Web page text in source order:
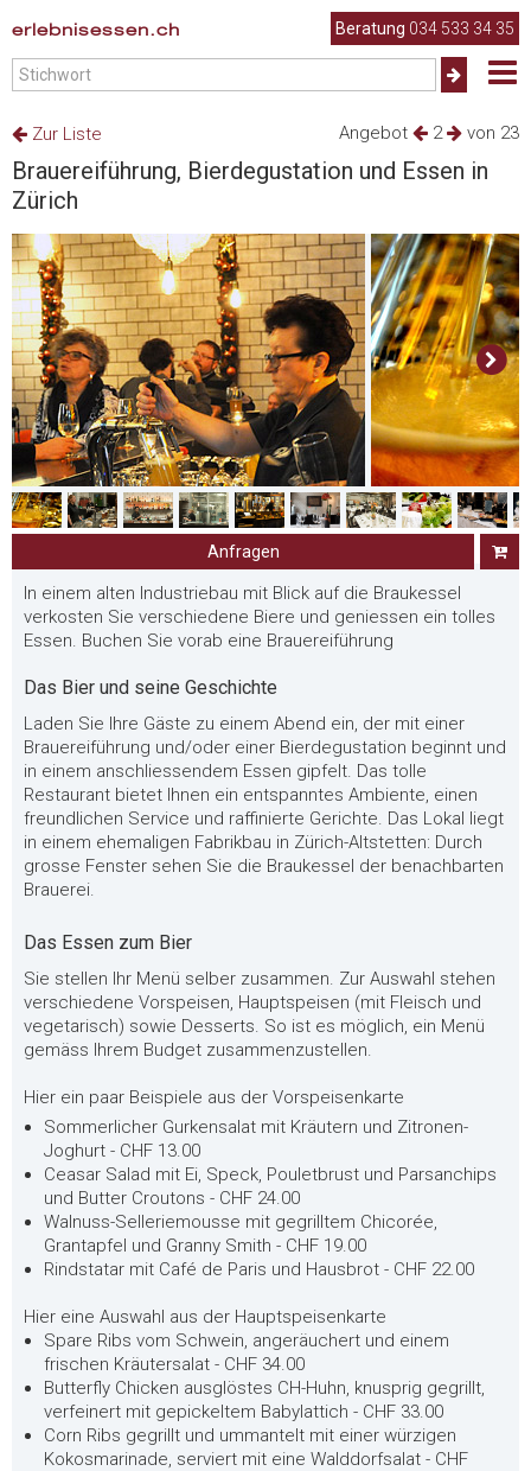
erlebnisessen.ch Beratung 034 533 34 35
Angebot 2 von 23
Zur Liste
Brauereiführung, Bierdegustation und Essen in
Zürich
Anfragen
In einem alten Industriebau mit Blick auf die Braukessel
verkosten Sie verschiedene Biere und geniessen ein tolles
Essen. Buchen Sie vorab eine Brauereiführung
Das Bier und seine Geschichte
Laden Sie Ihre Gäste zu einem Abend ein, der mit einer
Brauereiführung und/oder einer Bierdegustation beginnt und
in einem anschliessendem Essen gipfelt. Das tolle
Restaurant bietet Ihnen ein entspanntes Ambiente, einen
freundlichen Service und raffinierte Gerichte. Das Lokal liegt
in einem ehemaligen Fabrikbau in Zürich-Altstetten: Durch
grosse Fenster sehen Sie die Braukessel der benachbarten
Brauerei.
Das Essen zum Bier
Sie stellen Ihr Menü selber zusammen. Zur Auswahl stehen
verschiedene Vorspeisen, Hauptspeisen (mit Fleisch und
vegetarisch) sowie Desserts. So ist es möglich, ein Menü
gemäss Ihrem Budget zusammenzustellen.
Hier ein paar Beispiele aus der Vorspeisenkarte
Sommerlicher Gurkensalat mit Kräutern und Zitronen-
Joghurt - CHF 13.00
Ceasar Salad mit Ei, Speck, Pouletbrust und Parsanchips
und Butter Croutons - CHF 24.00
Walnuss-Selleriemousse mit gegrilltem Chicorée,
Grantapfel und Granny Smith - CHF 19.00
Rindstatar mit Café de Paris und Hausbrot - CHF 22.00
Hier eine Auswahl aus der Hauptspeisenkarte
Spare Ribs vom Schwein, angeräuchert und einem
frischen Kräutersalat - CHF 34.00
Butterfly Chicken ausglöstes CH-Huhn, knusprig gegrillt,
verfeinert mit gepickeltem Babylattich - CHF 33.00
Corn Ribs gegrillt und ummantelt mit einer würzigen
Kokosmarinade, serviert mit eine Walddorfsalat - CHF